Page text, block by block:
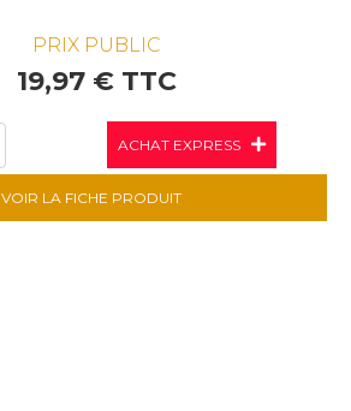
PRIX PUBLIC
19,97 € TTC
ACHAT EXPRESS
VOIR LA FICHE PRODUIT